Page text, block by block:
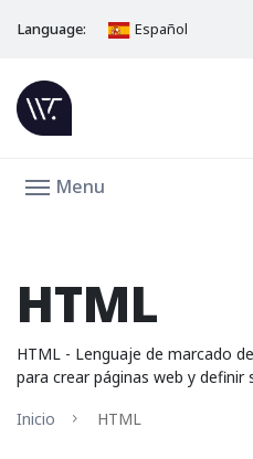
Language: Español
Menu
HTML
HTML - Lenguaje de marcado
para crear páginas web y
Inicio
HTML